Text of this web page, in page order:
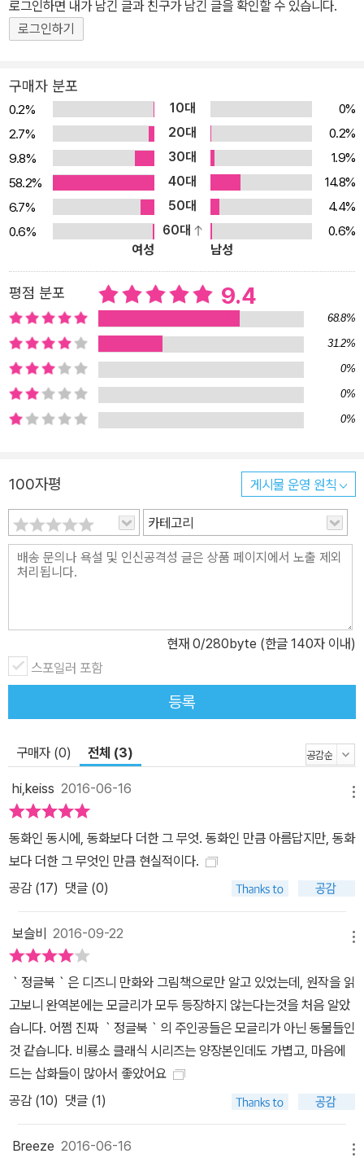
로도 많이 만들어진 것이 좋은 예이다. 그만큼 『정글북』은 어린아이
를 포함한 많은 독자들을 신기한 세상으로 안내하고, 독자들의 상상
庫)가 되었다. -「옮긴이의 말」 중에서 동물들의 시선에서 생생하게
그려진 야생의 세계, 특히 정글에서 길러진 인간 아이 ‘모글리’라는 매
력적인 캐릭터는 이토록 오랜 시간이 지나도 변함없이 『정글북』이 사
랑받는 원동력이다. 때로는 인간의 모습을 반영한 듯한 다양한 캐릭
터와 정글 사회가 던지는 날카로운 주제와 질문들을 통해 우리는 『정
글북』을 매번 새롭고 다르게 읽어 나갈 수 있을 것이다. ◆ 정글 속에
서 펼쳐지는 뜨거운 모험을 다채롭게 그린 명작 『정글북』은 모두 일
곱 가지의 짧은 이야기로 구성되어 있다. 그중에서도 「모글리의 형제
들」, 「카아의 사냥」, 「호랑이다! 호랑이야!」는 모글리의 성장과 모험을
다루고 있는데, 대중에게 익숙하게 알려진 ‘정글북’ 이야기는 이 세 편
을 리메이크한 것이다. 늑대 부부는 인간을 사냥하던 호랑이 시어칸
이 놓친 아기를 발견하고는 자신들의 새끼로 키우기로 하고 ‘모글
리’라는 이름을 붙여 준다. 늑대들을 형제로 여기며 정글의 일원으로
성장한 모글리는 스승인 갈색 곰 ‘발루’와 강인한 흑표범 ‘바기라’를
통해 정글의 법칙과 언어를 배워 나간다. 하지만 모글리는 끈질기게
자신을 위협하는 시어칸 때문에 어쩔 수 없이 인간 무리로 쫓겨 가서
정글로 되돌아오게 된다. 키플링의 교훈은 바로 모글리가 갈색 곰인
발루에게서 배우는 ‘정글의 법칙’에 담겨 있는 윤리적인 가치에서 찾
을 수 있다. 약자에 대한 배려, 어른에 대한 존중, 절제, 강인함, 생존
을 위한 인내, 자만심에 대한 경계, 자신을 낮추는 겸손함, 생존을 위
한 인내 등이 바로 그런 가치들이다. -「옮긴이의 말」 중에서 정체성에
적인 묘사 등 키플링은 다양한 부류의 동물들을 통해 그들만의 세계
를 놀라운 상상력으로 입체적으로 보여 준다. 그리고 인간의 아이를
받아들이는 과정에서 빚어지는 늑대 무리 내의 갈등과 모글리를 대하
는 마을 사람들의 모습들에서 모순된 세상에 대한 비판적인 시선이
정글을 탐험하듯 흥미롭다. 인간을 피해 안전한 보금자리를 찾아 떠
나는 이야기 「하얀 물개」, 코브라와 맞서는 몽구스를 통해 생존의 모
습을 극적으로 보여 주는 「“리키티키타비”」, 코끼리를 부리는 겁 없는
어린 투마이가 목격한 ‘코끼리 춤’ 이야기 「코끼리들의 투마이」, 동물
의 말을 알아들을 수 있는 병사가 엿들은 군부대 동물들의 애환 「여왕
가려 애쓰는 모습들을 통해 인간들은 결코 알지 못할 동물들의 삶을
로그인하면 내가 남긴 글과 친구가 남긴 글을 확인할 수 있습니다.
로그인하기
구매자 분포
0.2% 10대
0%
2.7%
20대
0.2%
9.8%
30대
1.9%
58.2%
40대
14.8%
6.7%
50대
4.4%
0.6%
60대
0.6%
여성
남성
평점 분포 9.4
68.8%
31.2%
0%
0%
0%
100자평 게시물 운영 원칙
카테고리
현재 0/280byte (한글 140자 이내)
스포일러 포함
등록
구매자 (0) 전체 (3)
hi,keiss 2016-06-16
동화인 동시에, 동화보다 더한 그 무엇. 동화인 만큼 아름답지만, 동화
보다 더한 그 무엇인 만큼 현실적이다.
공감 (17) 댓글 (0)
보슬비 2016-09-22
｀정글북｀은 디즈니 만화와 그림책으로만 알고 있었는데, 원작을 읽
고보니 완역본에는 모글리가 모두 등장하지 않는다는것을 처음 알았
습니다. 어쩜 진짜 ｀정글북｀의 주인공들은 모글리가 아닌 동물들인
것 같습니다. 비룡소 클래식 시리즈는 양장본인데도 가볍고, 마음에
드는 삽화들이 많아서 좋았어요
공감 (10) 댓글 (1)
Breeze 2016-06-16